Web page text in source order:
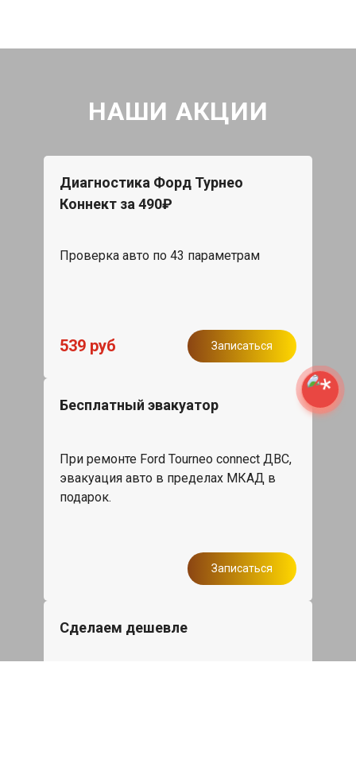
НАШИ АКЦИИ
Диагностика Форд Турнео
Коннект за 490₽
Проверка авто по 43 параметрам
539 руб Записаться
Бесплатный эвакуатор
При ремонте Ford Tourneo connect ДВС,
эвакуация авто в пределах МКАД в
подарок.
Записаться
Сделаем дешевле